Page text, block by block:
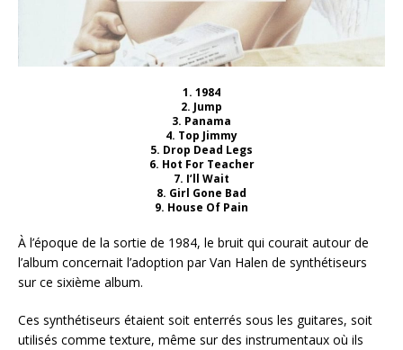
1. 1984
2. Jump
3. Panama
4. Top Jimmy
5. Drop Dead Legs
6. Hot For Teacher
7. I’ll Wait
8. Girl Gone Bad
9. House Of Pain
À l’époque de la sortie de 1984, le bruit qui courait autour de
l’album concernait l’adoption par Van Halen de synthétiseurs
sur ce sixième album.
Ces synthétiseurs étaient soit enterrés sous les guitares, soit
utilisés comme texture, même sur des instrumentaux où ils